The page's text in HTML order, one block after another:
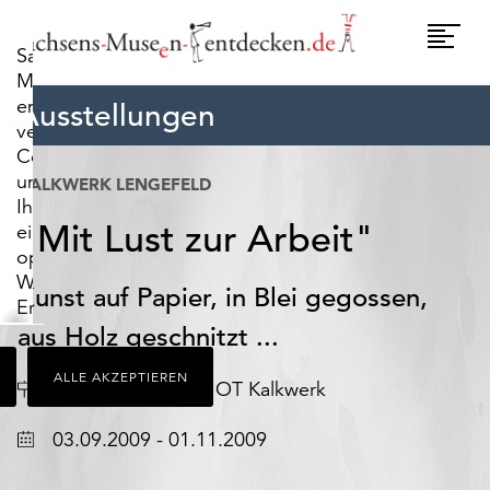
Sachsens-
Museen-
entdecken.de
verwendet
Cookies,
um
Ihnen
ein
optimales
Webseiten-
Erlebnis
zu
bieten.
Dazu
zählen
Cookies,
ALLE AKZEPTIEREN
Ausstellungen
KALKWERK LENGEFELD
"Mit Lust zur Arbeit"
Kunst auf Papier, in Blei gegossen,
aus Holz geschnitzt ...
Ort Pockau-Lengefeld OT Kalkwerk
03.09.2009 - 01.11.2009